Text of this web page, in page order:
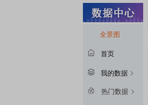
全景图
首页
我的数据
热门数据